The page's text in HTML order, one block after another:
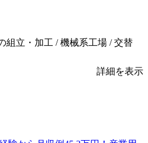
組立・加工 / 機械系工場 / 交替
詳細を表示